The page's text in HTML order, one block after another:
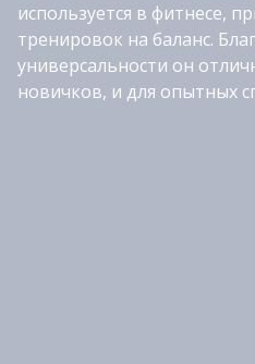
используется в фитнесе,
тренировок на баланс.
универсальности он
новичков, и для опытных